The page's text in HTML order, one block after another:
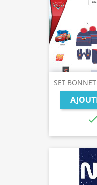
SET
